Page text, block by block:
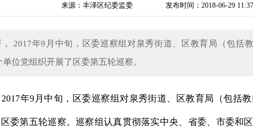
来源：丰泽区纪委监委 发布时间：2018-06-29 11:37
2017年9月中旬，区委巡察组对泉秀街道、区教育局（包括
位党组织开展了区委第五轮巡察。
年9月中旬，区委巡察组对泉秀街道、区教育局（包括
委第五轮巡察。巡察组认真贯彻落实中央、省委、市委和